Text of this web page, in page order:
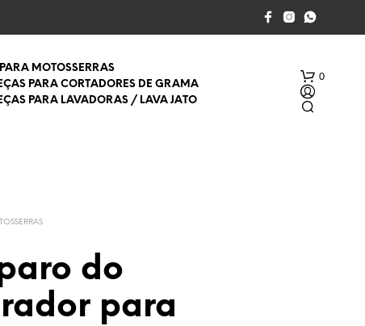
MOTOSSERRAS
PARA CORTADORES DE GRAMA
PARA LAVADORAS / LAVA JATO
0
do
para